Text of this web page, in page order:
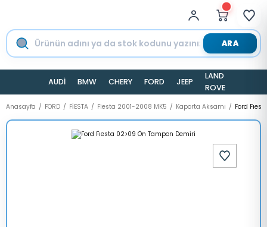
ARA
AUDİ BMW CHERY FORD JEEP
LAND
ROVER
Anasayfa FORD FİESTA Fiesta 2001-2008 MK5 Kaporta Aksamı Ford